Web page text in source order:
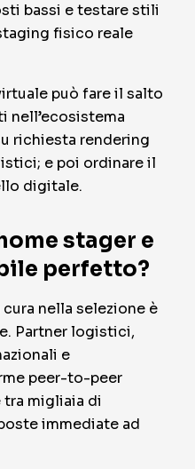
bassi e testare stili
fisico reale
può fare il salto
nell’ecosistema
richiesta rendering
e poi ordinare il
digitale.
stager e
perfetto?
cura nella selezione è
Partner logistici,
e
peer-to-peer
migliaia di
immediate ad